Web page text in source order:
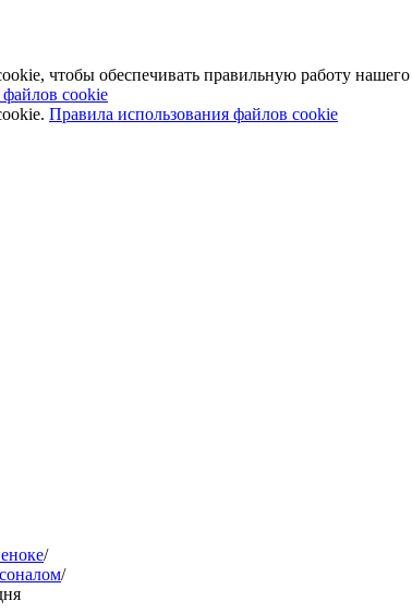
чтобы обеспечивать правильную работу нашего
cookie
Правила использования файлов cookie
/
/